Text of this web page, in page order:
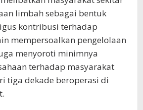
limbah sebagai bentuk
kontribusi terhadap
mempersoalkan pengelolaan
menyoroti minimnya
terhadap masyarakat
tiga dekade beroperasi di